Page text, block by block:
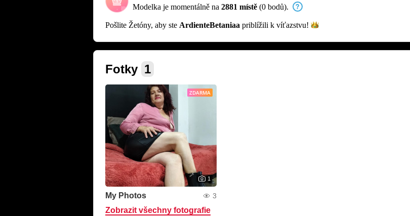
Modelka je momentálně na 2881 místě (0 bodů).
Pošlite Žetóny, aby ste ArdienteBetaniaa priblížili k víťazstvu!
Fotky 1
ZDARMA
1
My Photos 3
Zobrazit všechny fotografie